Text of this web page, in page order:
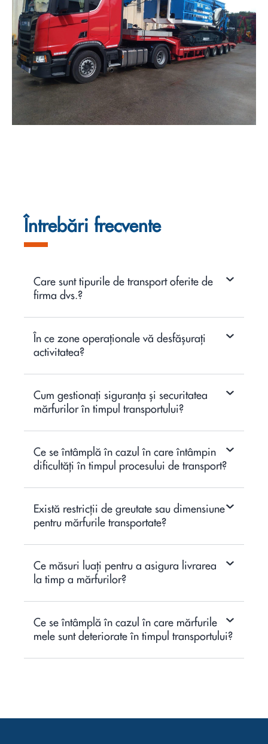
Întrebări frecvente
Care sunt tipurile de transport oferite de
firma dvs.?
În ce zone operaționale vă desfășurați
activitatea?
Cum gestionați siguranța și securitatea
mărfurilor în timpul transportului?
Ce se întâmplă în cazul în care întâmpin
dificultăți în timpul procesului de transport?
Există restricții de greutate sau dimensiune
pentru mărfurile transportate?
Ce măsuri luați pentru a asigura livrarea
la timp a mărfurilor?
Ce se întâmplă în cazul în care mărfurile
mele sunt deteriorate în timpul transportului?